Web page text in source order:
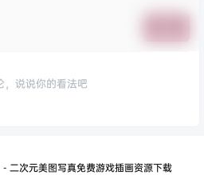
，说说你的看法吧
- 二次元美图写真免费游戏插画资源下载